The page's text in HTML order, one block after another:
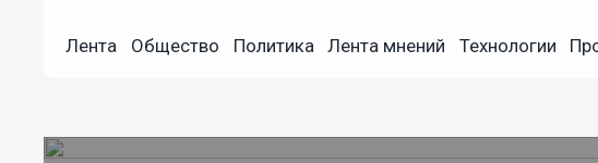
Лента Общество Политика Лента мнений Технологии
Для нижегородцев установят 800